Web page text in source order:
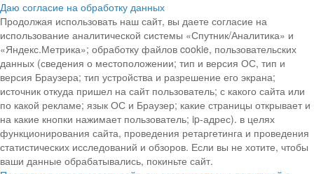
Даю согласие на обработку данных
Продолжая использовать наш сайт, вы даете согласие на
использование аналитической системы «Спутник/Аналитика» и
«Яндекс.Метрика»; обработку файлов cookie, пользовательских
данных (сведения о местоположении; тип и версия ОС, тип и
версия Браузера; тип устройства и разрешение его экрана;
источник откуда пришел на сайт пользователь; с какого сайта или
по какой рекламе; язык ОС и Браузер; какие страницы открывает и
на какие кнопки нажимает пользователь; ip-адрес). в целях
функционирования сайта, проведения ретаргетинга и проведения
статистических исследований и обзоров. Если вы не хотите, чтобы
ваши данные обрабатывались, покиньте сайт.